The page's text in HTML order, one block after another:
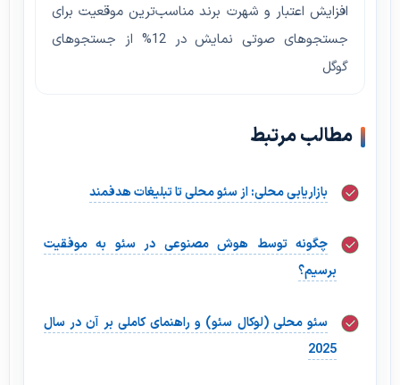
افزایش اعتبار و شهرت برند مناسب‌ترین موقعیت برای
جستجوهای صوتی نمایش در 12% از جستجوهای
گوگل
مطالب مرتبط
بازاریابی محلی: از سئو محلی تا تبلیغات هدفمند
چگونه توسط هوش مصنوعی در سئو به موفقیت
برسیم؟
سئو محلی (لوکال سئو) و راهنمای کاملی بر آن در سال
2025